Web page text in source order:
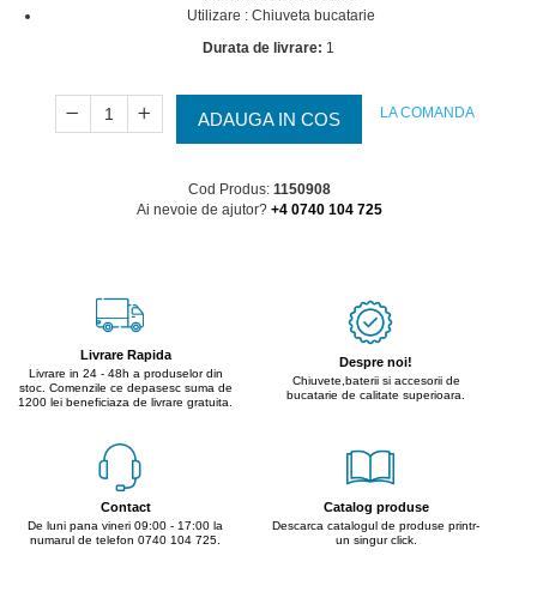
Utilizare : Chiuveta bucatarie
Durata de livrare: 1
ADAUGA IN COS LA COMANDA
Cod Produs: 1150908
Ai nevoie de ajutor? +4 0740 104 725
Livrare Rapida
Livrare in 24 - 48h a produselor din
stoc. Comenzile ce depasesc suma de
1200 lei beneficiaza de livrare gratuita.
Despre noi!
Chiuvete,baterii si accesorii de
bucatarie de calitate superioara.
Contact
De luni pana vineri 09:00 - 17:00 la
numarul de telefon 0740 104 725.
Catalog produse
Descarca catalogul de produse printr-
un singur click.